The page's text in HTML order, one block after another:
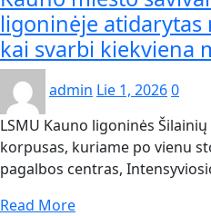
ligoninėje atidarytas
kai svarbi kiekviena
admin Lie 1, 20260
LSMU Kauno ligoninės
korpusas, kuriame po vienu
pagalbos centras,
Read More